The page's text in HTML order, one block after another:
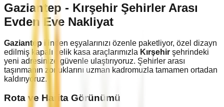
Gaziantep - Kırşehir Şehirler Arası
Evden Eve Nakliyat
Gaziantep ilinden eşyalarınızı özenle paketliyor, özel dizayn
edilmiş kapalı çelik kasa araçlarımızla Kırşehir şehrindeki
yeni adresinize güvenle ulaştırıyoruz. Şehirler arası
taşınmanın zorluklarını uzman kadromuzla tamamen ortadan
kaldırıyoruz.
Rota ve Harita Görünümü